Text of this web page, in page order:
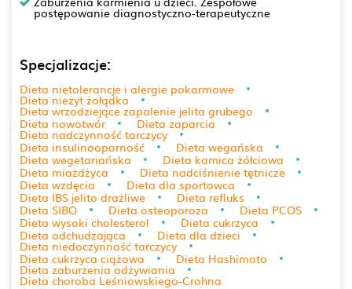
postępowanie diagnostyczno-terapeutyczne
Specjalizacje:
Dieta nietolerancje i alergie pokarmowe
Dieta nieżyt żołądka
Dieta wrzodziejące zapalenie jelita grubego
Dieta nowotwór
Dieta zaparcia
Dieta nadczynność tarczycy
Dieta insulinooporność
Dieta wegańska
Dieta wegetariańska
Dieta kamica żółciowa
Dieta miażdżyca
Dieta nadciśnienie tętnicze
Dieta wzdęcia
Dieta dla sportowca
Dieta IBS jelito drażliwe
Dieta refluks
Dieta SIBO
Dieta osteoporoza
Dieta PCOS
Dieta wysoki cholesterol
Dieta cukrzyca
Dieta odchudzająca
Dieta dla dzieci
Dieta niedoczynność tarczycy
Dieta cukrzyca ciążowa
Dieta Hashimoto
Dieta zaburzenia odżywiania
Dieta choroba Leśniowskiego-Crohna